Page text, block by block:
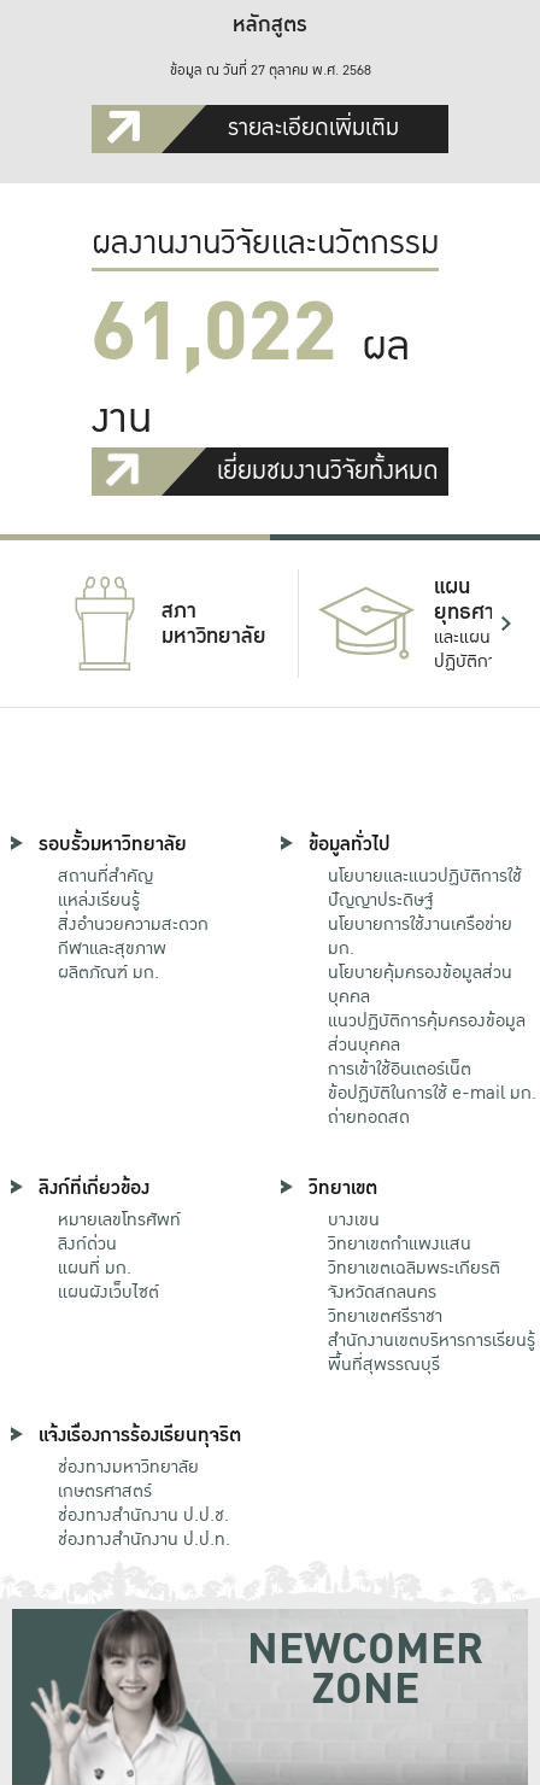
หลักสูตร
ข้อมูล ณ วันที่ 27 ตุลาคม พ.ศ. 2568
รายละเอียดเพิ่มเติม
ผลงานงานวิจัยและนวัตกรรม
61,022 ผล
งาน
เยี่ยมชมงานวิจัยทั้งหมด
สภา
มหาวิทยาลัย
แผน
ยุทธศาสตร์
และแผน
ปฏิบัติการ
รอบรั้วมหาวิทยาลัย
สถานที่สำคัญ
แหล่งเรียนรู้
สิ่งอำนวยความสะดวก
กีฬาและสุขภาพ
ผลิตภัณฑ์ มก.
ข้อมูลทั่วไป
นโยบายและแนวปฏิบัติการใช้
ปัญญาประดิษฐ์
นโยบายการใช้งานเครือข่าย
มก.
นโยบายคุ้มครองข้อมูลส่วน
บุคคล
แนวปฏิบัติการคุ้มครองข้อมูล
ส่วนบุคคล
การเข้าใช้อินเตอร์เน็ต
ข้อปฏิบัติในการใช้ e-mail มก.
ถ่ายทอดสด
ลิงก์ที่เกี่ยวข้อง
หมายเลขโทรศัพท์
ลิงก์ด่วน
แผนที่ มก.
แผนผังเว็บไซต์
วิทยาเขต
บางเขน
วิทยาเขตกําแพงแสน
วิทยาเขตเฉลิมพระเกียรติ
จังหวัดสกลนคร
วิทยาเขตศรีราชา
สำนักงานเขตบริหารการเรียนรู้
พื้นที่สุพรรณบุรี
แจ้งเรื่องการร้องเรียนทุจริต
ช่องทางมหาวิทยาลัย
เกษตรศาสตร์
ช่องทางสำนักงาน ป.ป.ช.
ช่องทางสำนักงาน ป.ป.ท.
NEWCOMER
ZONE